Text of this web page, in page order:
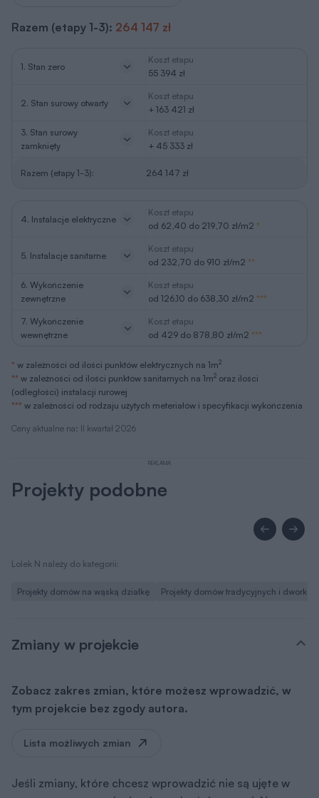
Ceny aktualne na: II kwartał 2026
Razem (etapy 1-3): 264 147 zł
1. Stan zero
Koszt etapu
55 394 zł
2. Stan surowy otwarty
Koszt etapu
+ 163 421 zł
3. Stan surowy
zamknięty
Koszt etapu
+ 45 333 zł
Razem (etapy 1-3): 264 147 zł
4. Instalacje elektryczne
Koszt etapu
od 62,40 do 219,70 zł/m2 *
5. Instalacje sanitarne
Koszt etapu
od 232,70 do 910 zł/m2 **
6. Wykończenie
zewnętrzne
Koszt etapu
od 126,10 do 638,30 zł/m2 ***
7. Wykończenie
wewnętrzne
Koszt etapu
od 429 do 878,80 zł/m2 ***
* w zależności od ilości punktów elektrycznych na 1m2
** w zależności od ilości punktów sanitarnych na 1m2 oraz ilości
(odległości) instalacji rurowej
*** w zależności od rodzaju użytych meteriałów i specyfikacji wykończenia
REKLAMA
Projekty podobne
Lolek N należy do kategorii:
Projekty domów na wąską działkę Projekty domów tradycyjnych i dworków
Zmiany w projekcie
Zobacz zakres zmian, które możesz wprowadzić, w
tym projekcie bez zgody autora.
Lista możliwych zmian
Jeśli zmiany, które chcesz wprowadzić nie są ujęte w